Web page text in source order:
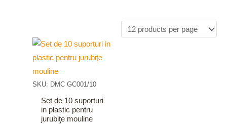
SKU: DMC GC001/10
Set de 10 suporturi
in plastic pentru
jurubiţe mouline